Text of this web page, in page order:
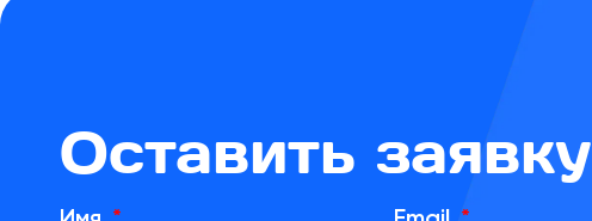
Оставить заявку